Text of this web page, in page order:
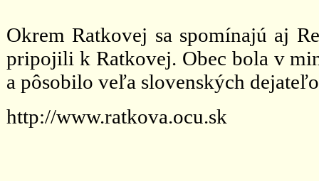
Okrem Ratkovej sa spomínajú aj
pripojili k Ratkovej. Obec bola v
a pôsobilo veľa slovenských
http://www.ratkova.ocu.sk